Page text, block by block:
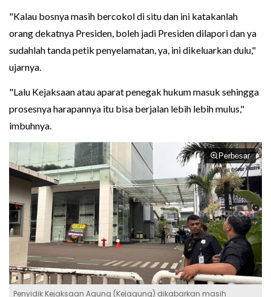
"Kalau bosnya masih bercokol di situ dan ini katakanlah
orang dekatnya Presiden, boleh jadi Presiden dilapori dan ya
sudahlah tanda petik penyelamatan, ya, ini dikeluarkan dulu,"
ujarnya.
"Lalu Kejaksaan atau aparat penegak hukum masuk sehingga
prosesnya harapannya itu bisa berjalan lebih lebih mulus,"
imbuhnya.
Perbesar
Penyidik Kejaksaan Agung (Kejagung) dikabarkan masih